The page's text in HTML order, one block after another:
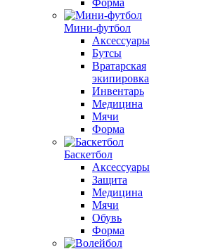
Форма
Мини-футбол
Аксессуары
Бутсы
Вратарская
экипировка
Инвентарь
Медицина
Мячи
Форма
Баскетбол
Аксессуары
Защита
Медицина
Мячи
Обувь
Форма